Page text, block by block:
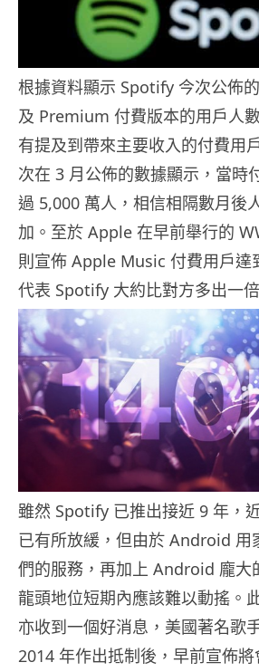
根據資料顯示 Spotify 今次公佈
及 Premium 付費版本的用戶人
有提及到帶來主要收入的付費用
次在 3 月公佈的數據顯示，當時
過 5,000 萬人，相信相隔數月後
加。至於 Apple 在早前舉行的
則宣佈 Apple Music 付費用戶達
代表 Spotify 大約比對方多出一倍
雖然 Spotify 已推出接近 9 年，
已有所放緩，但由於 Android 用
們的服務，再加上 Android 龐大
龍頭地位短期內應該難以動搖。
亦收到一個好消息，美國著名歌
2014 年作出抵制後，早前宣佈